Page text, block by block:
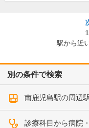
1
駅から近
別の条件で検索
南鹿児島駅の周辺
診療科目から病院